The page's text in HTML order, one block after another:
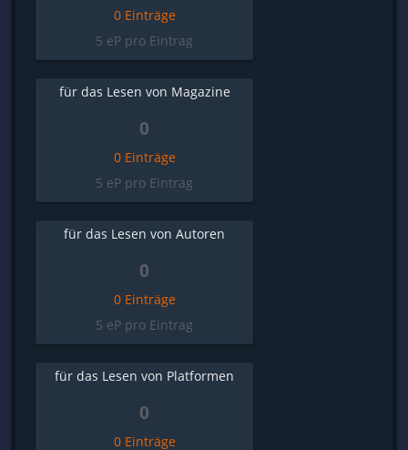
0 Einträge
5 eP pro Eintrag
für das Lesen von Magazine
0
0 Einträge
5 eP pro Eintrag
für das Lesen von Autoren
0
0 Einträge
5 eP pro Eintrag
für das Lesen von Platformen
0
0 Einträge